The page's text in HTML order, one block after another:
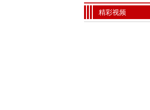
精彩视频